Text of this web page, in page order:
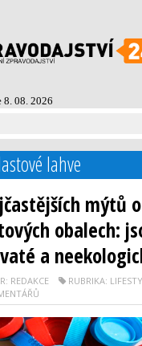
8. 08. 2026
lahve
mýtů o
obalech:
a
REDAKCE
RUBRIKA: